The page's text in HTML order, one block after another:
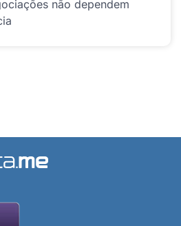
não dependem